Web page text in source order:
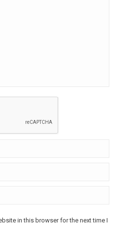
in this browser for the next time I